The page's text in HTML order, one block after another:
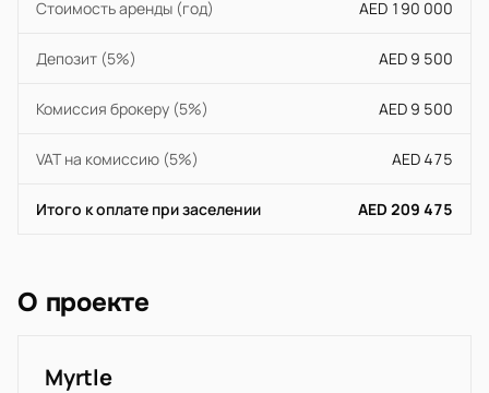
Стоимость аренды (год) AED 190 000
Депозит (5%) AED 9 500
Комиссия брокеру (5%) AED 9 500
VAT на комиссию (5%) AED 475
Итого к оплате при заселении AED 209 475
О проекте
Myrtle